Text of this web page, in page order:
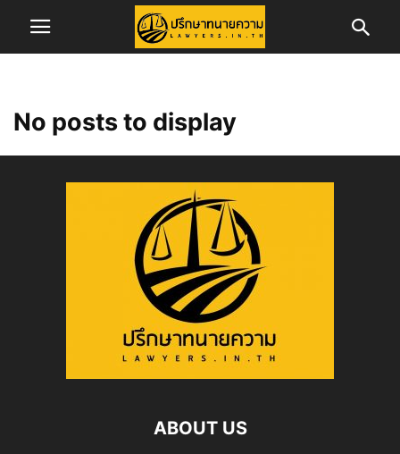
No posts to display
ABOUT US